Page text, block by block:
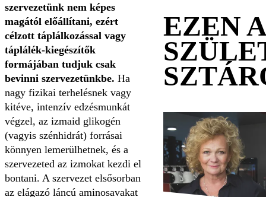
szervezetünk nem képes
magától előállítani, ezért
célzott táplálkozással vagy
táplálék-kiegészítők
formájában tudjuk csak
bevinni szervezetünkbe. Ha
nagy fizikai terhelésnek vagy
kitéve, intenzív edzésmunkát
végzel, az izmaid glikogén
(vagyis szénhidrát) forrásai
könnyen lemerülhetnek, és a
szervezeted az izmokat kezdi el
bontani. A szervezet elsősorban
az elágazó láncú aminosavakat
EZEN